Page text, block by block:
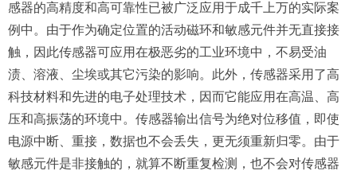
感器的高精度和高可靠性已被广泛应用于成千上万的实际案
例中。由于作为确定位置的活动磁环和敏感元件并无直接接
触，因此传感器可应用在极恶劣的工业环境中，不易受油
渍、溶液、尘埃或其它污染的影响。此外，传感器采用了高
科技材料和先进的电子处理技术，因而它能应用在高温、高
压和高振荡的环境中。传感器输出信号为绝对位移值，即使
电源中断、重接，数据也不会丢失，更无须重新归零。由于
敏感元件是非接触的，就算不断重复检测，也不会对传感器